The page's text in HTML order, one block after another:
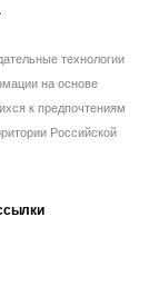
технологии
на основе
к предпочтениям
Российской